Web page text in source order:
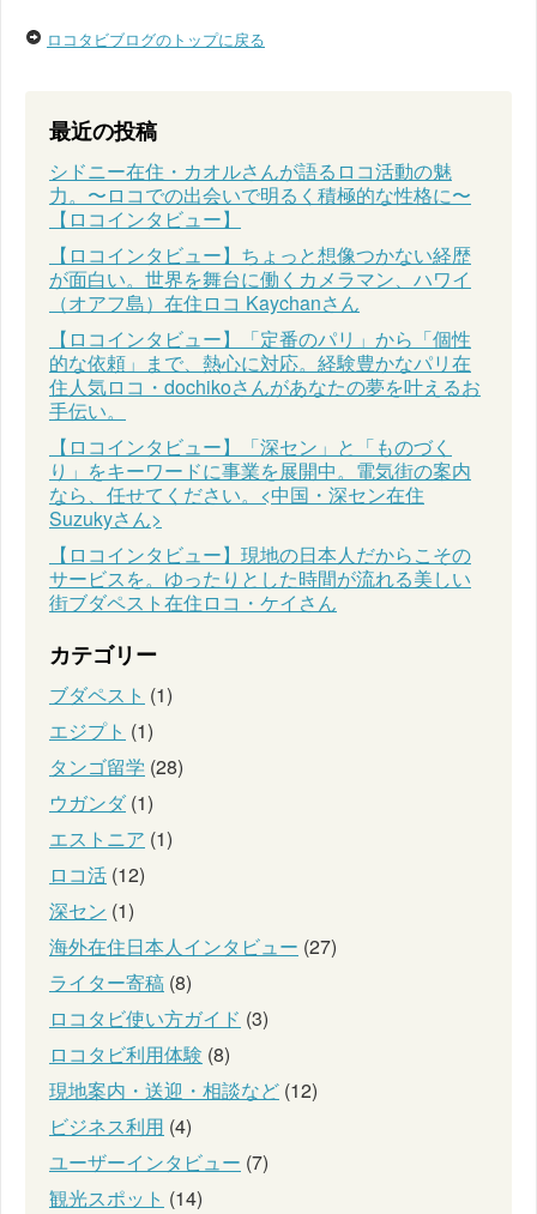
ロコタビブログのトップに戻る
最近の投稿
シドニー在住・カオルさんが語るロコ活動の魅
力。〜ロコでの出会いで明るく積極的な性格に〜
【ロコインタビュー】
【ロコインタビュー】ちょっと想像つかない経歴
が面白い。世界を舞台に働くカメラマン、ハワイ
（オアフ島）在住ロコ Kaychanさん
【ロコインタビュー】「定番のパリ」から「個性
的な依頼」まで、熱心に対応。経験豊かなパリ在
住人気ロコ・dochikoさんがあなたの夢を叶えるお
手伝い。
【ロコインタビュー】「深セン」と「ものづく
り」をキーワードに事業を展開中。電気街の案内
なら、任せてください。<中国・深セン在住
Suzukyさん>
【ロコインタビュー】現地の日本人だからこその
サービスを。ゆったりとした時間が流れる美しい
街ブダペスト在住ロコ・ケイさん
カテゴリー
ブダペスト (1)
エジプト (1)
タンゴ留学 (28)
ウガンダ(1)
エストニア (1)
ロコ活 (12)
深セン (1)
海外在住日本人インタビュー (27)
ライター寄稿 (8)
ロコタビ使い方ガイド (3)
ロコタビ利用体験 (8)
現地案内・送迎・相談など (12)
ビジネス利用 (4)
ユーザーインタビュー (7)
観光スポット (14)